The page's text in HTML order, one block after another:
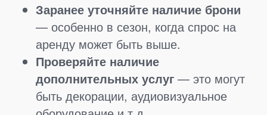
Заранее уточняйте наличие брони
— особенно в сезон, когда спрос на
аренду может быть выше.
Проверяйте наличие
дополнительных услуг — это могут
быть декорации, аудиовизуальное